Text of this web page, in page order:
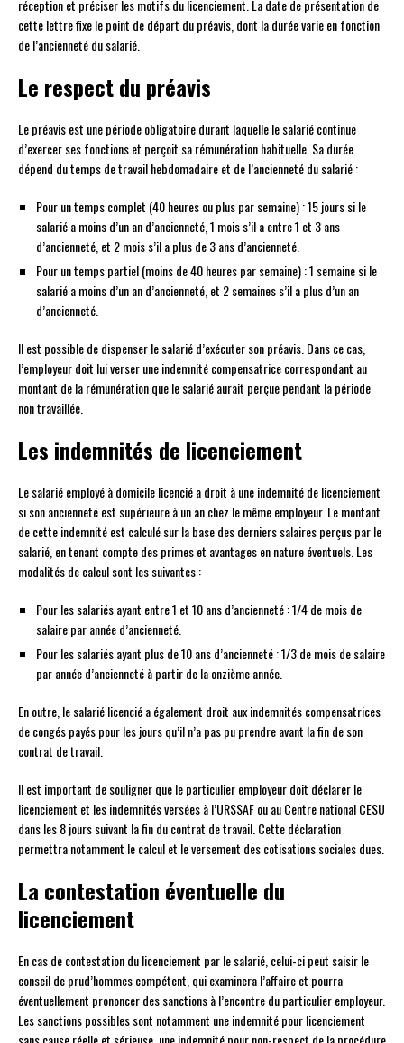
réception et préciser les motifs du licenciement. La date de présentation de
cette lettre fixe le point de départ du préavis, dont la durée varie en fonction
de l’ancienneté du salarié.
Le respect du préavis
Le préavis est une période obligatoire durant laquelle le salarié continue
d’exercer ses fonctions et perçoit sa rémunération habituelle. Sa durée
dépend du temps de travail hebdomadaire et de l’ancienneté du salarié :
Pour un temps complet (40 heures ou plus par semaine) : 15 jours si le
salarié a moins d’un an d’ancienneté, 1 mois s’il a entre 1 et 3 ans
d’ancienneté, et 2 mois s’il a plus de 3 ans d’ancienneté.
Pour un temps partiel (moins de 40 heures par semaine) : 1 semaine si le
salarié a moins d’un an d’ancienneté, et 2 semaines s’il a plus d’un an
d’ancienneté.
Il est possible de dispenser le salarié d’exécuter son préavis. Dans ce cas,
l’employeur doit lui verser une indemnité compensatrice correspondant au
montant de la rémunération que le salarié aurait perçue pendant la période
non travaillée.
Les indemnités de licenciement
Le salarié employé à domicile licencié a droit à une indemnité de licenciement
si son ancienneté est supérieure à un an chez le même employeur. Le montant
de cette indemnité est calculé sur la base des derniers salaires perçus par le
salarié, en tenant compte des primes et avantages en nature éventuels. Les
modalités de calcul sont les suivantes :
Pour les salariés ayant entre 1 et 10 ans d’ancienneté : 1/4 de mois de
salaire par année d’ancienneté.
Pour les salariés ayant plus de 10 ans d’ancienneté : 1/3 de mois de salaire
par année d’ancienneté à partir de la onzième année.
En outre, le salarié licencié a également droit aux indemnités compensatrices
de congés payés pour les jours qu’il n’a pas pu prendre avant la fin de son
contrat de travail.
Il est important de souligner que le particulier employeur doit déclarer le
licenciement et les indemnités versées à l’URSSAF ou au Centre national CESU
dans les 8 jours suivant la fin du contrat de travail. Cette déclaration
permettra notamment le calcul et le versement des cotisations sociales dues.
La contestation éventuelle du
licenciement
En cas de contestation du licenciement par le salarié, celui-ci peut saisir le
conseil de prud’hommes compétent, qui examinera l’affaire et pourra
éventuellement prononcer des sanctions à l’encontre du particulier employeur.
Les sanctions possibles sont notamment une indemnité pour licenciement